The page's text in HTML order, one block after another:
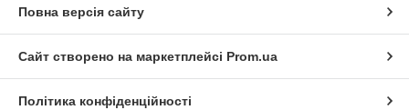
Повна версія сайту
Сайт створено на маркетплейсі Prom.ua
Політика конфіденційності